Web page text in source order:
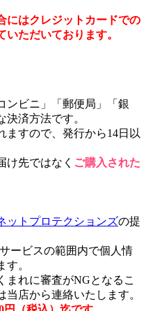
にはクレジットカードでの
ただいております。
ンビニ」「郵便局」「銀
済方法です。
ますので、発行から14日以
先ではなく ご購入された
ットプロテクションズの提
ービスの範囲内で個人情
。
まれに審査がNGとなるこ
店から連絡いたします。